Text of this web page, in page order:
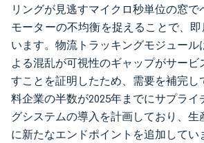
リングが見逃すマイクロ秒単位の窓
モーターの不均衡を捉えることで、
います。物流トラッキングモジュール
よる混乱が可視性のギャップがサー
すことを証明したため、需要を補完し
料企業の半数が2025年までにサプライ
グシステムの導入を計画しており、生
に新たなエンドポイントを追加してい